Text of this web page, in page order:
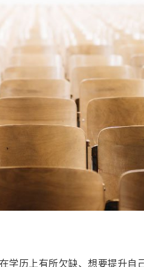
学历上有所欠缺、想要提升自